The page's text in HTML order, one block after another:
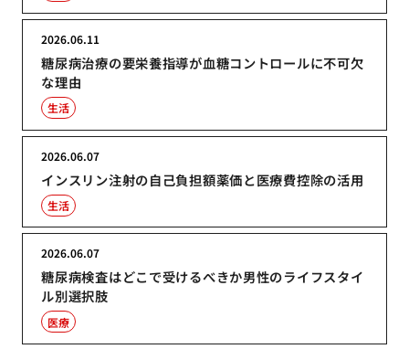
糖尿病治療の要栄養指導が血糖コントロールに不可欠
な理由
2026.06.11
生活
インスリン注射の自己負担額薬価と医療費控除の活用
2026.06.07
生活
糖尿病検査はどこで受けるべきか男性のライフスタイ
ル別選択肢
2026.06.07
医療